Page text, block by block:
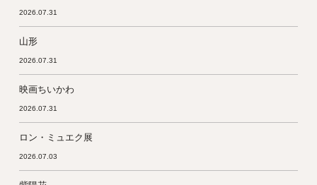
2026.07.31
山形
2026.07.31
映画ちいかわ
2026.07.31
ロン・ミュエク展
2026.07.03